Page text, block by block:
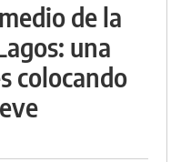
de la
una
colocando